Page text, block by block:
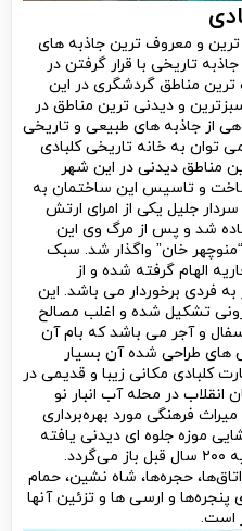
ترین و معروف ترین جاذبه های
تاریخی با قرار گرفتن در
مناطق گردشگری در این
و دیدنی ترین مناطق در
از جاذبه های طبیعی و تاریخی
به خانه تاریخی کلبادی
مناطق دیدنی در این شهر
و تاسیس این ساختمان به
جلیل یکی از امرای ارتش
شد و پس از مرگ وی این
خان” واگذار شد. سبک
الهام گرفته شده و از
فردی برخوردار می باشد. این
تشکیل شده و اغلب مصالح
و آجر می باشد که بام آن
طراحی شده آن بسیار
کلبادی مکانی زیبا و قدیمی در
در محله آب انبار نو
فرهنگی مورد بهره‌برداری
موزه جلوه ای دیدنی یافته
است. قدمت عمارت کلبادی حدوداً یه ۲۰۰ سال قبل باز می‌‌گردد.
حجره‌ها، شاه‌ نشین، حمام
پنجره‌ها و ارسی ها و تزئین آنها
است.